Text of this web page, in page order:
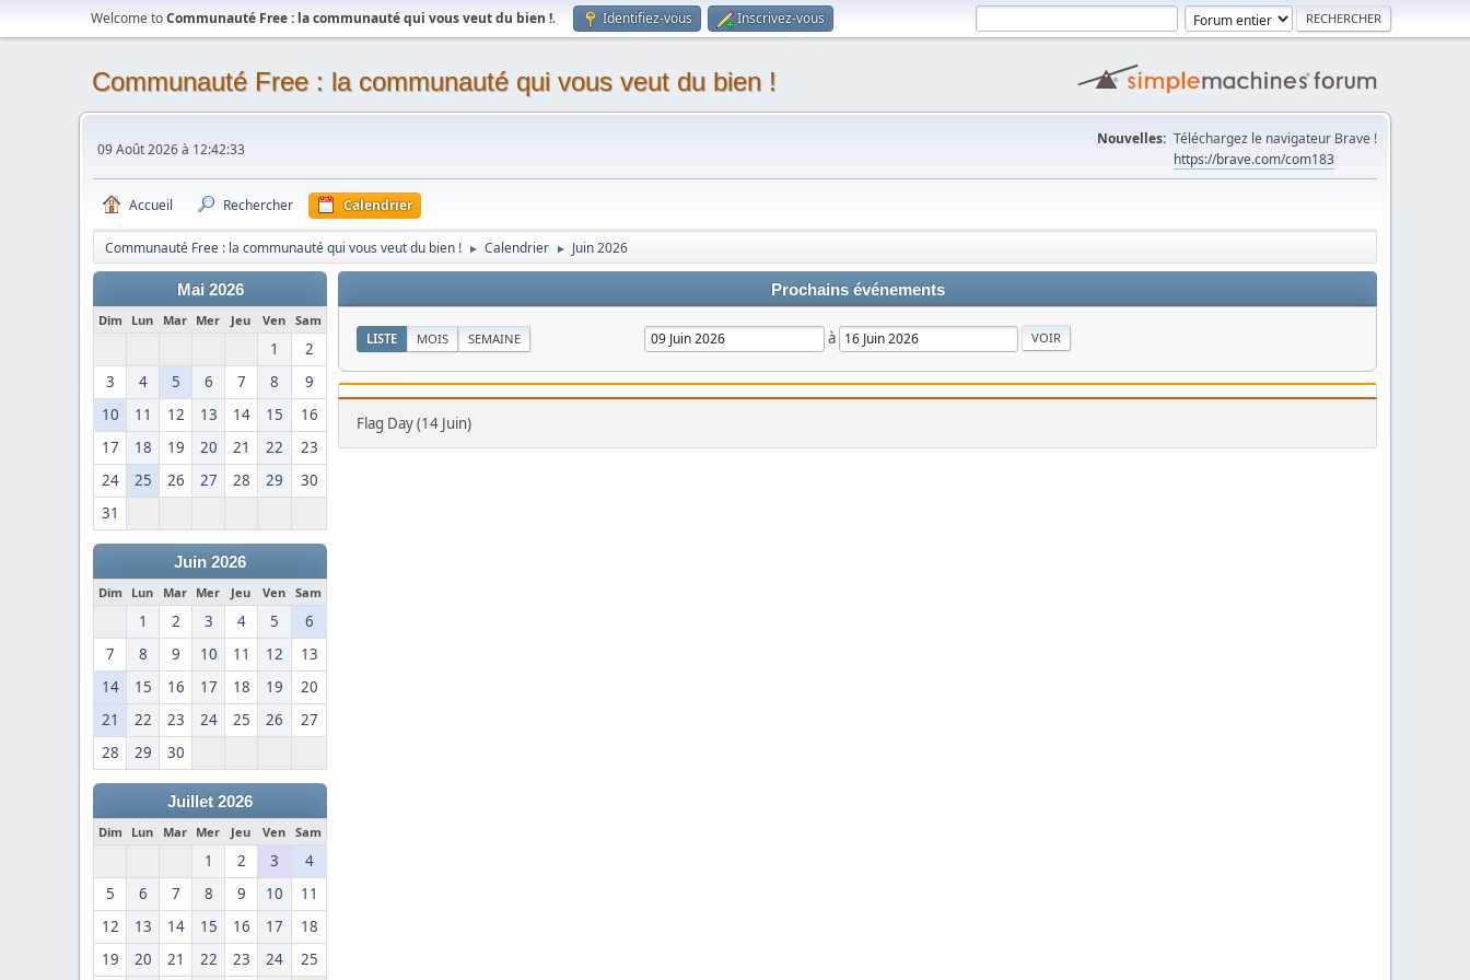
Welcome toCommunauté Free : la communauté qui vous veut du bien !. Identifiez-vous Inscrivez-vous
Communauté Free : la communauté qui vous veut du bien !
09 Août 2026 à 12:42:33
Nouvelles: Téléchargez le navigateur Brave !
https://brave.com/com183
Accueil Rechercher Calendrier
Communauté Free : la communauté qui vous veut du bien ! ► Calendrier ► Juin 2026
Mai 2026
Dim Lun Mar Mer Jeu Ven Sam
1
2
3
4 5 6 7 8
9
10
11 12 13 14 15
16
17
18 19 20 21 22
23
24
25 26 27 28 29
30
31
Juin 2026
Dim Lun Mar Mer Jeu Ven Sam
1 2 3 4 5
6
7
8 9 10 11 12
13
14
15 16 17 18 19
20
21
22 23 24 25 26
27
28
29 30
Juillet 2026
Dim Lun Mar Mer Jeu Ven Sam
1 2 3
4
5
6 7 8 9 10
11
12
13 14 15 16 17
18
19
20 21 22 23 24 25
Prochains événements
LISTE MOIS SEMAINE à
Flag Day (14 Juin)